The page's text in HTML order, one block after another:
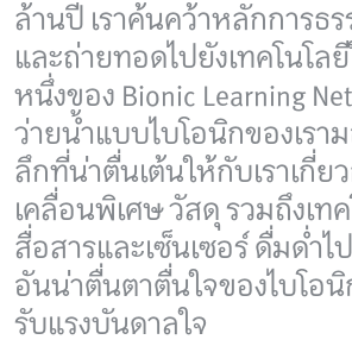
ล้านปี เราค้นคว้าหลักการธ
และถ่ายทอดไปยังเทคโนโล
หนึ่งของ Bionic Learning
ว่ายน้ำแบบไบโอนิกของเรา
ลึกที่น่าตื่นเต้นให้กับเราเกี่
เคลื่อนพิเศษ วัสดุ รวมถึงเท
สื่อสารและเซ็นเซอร์ ดื่มด่ำไ
อันน่าตื่นตาตื่นใจของไบโอนิ
รับแรงบันดาลใจ